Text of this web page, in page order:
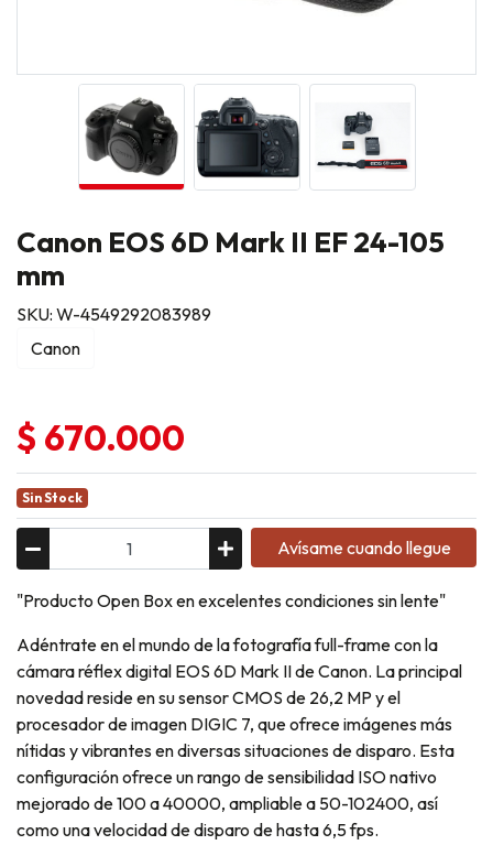
Canon EOS 6D Mark II EF 24-105
mm
SKU: W-4549292083989
Canon
$ 670.000
Sin Stock
Avísame cuando llegue
"Producto Open Box en excelentes condiciones sin lente"
Adéntrate en el mundo de la fotografía full-frame con la
cámara réflex digital EOS 6D Mark II de Canon. La principal
novedad reside en su sensor CMOS de 26,2 MP y el
procesador de imagen DIGIC 7, que ofrece imágenes más
nítidas y vibrantes en diversas situaciones de disparo. Esta
configuración ofrece un rango de sensibilidad ISO nativo
mejorado de 100 a 40000, ampliable a 50-102400, así
como una velocidad de disparo de hasta 6,5 fps.